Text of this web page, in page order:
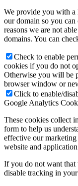
We provide you with a
our domain so you
reasons we are not
domains. You can
Check to enable
cookies if you do not
Otherwise you will be
browser window or
Click to enable/
Google Analytics
These cookies collect
form to help us
effective our
website and
If you do not want that
disable tracking in